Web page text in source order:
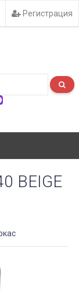
Регистрация
BEIGE